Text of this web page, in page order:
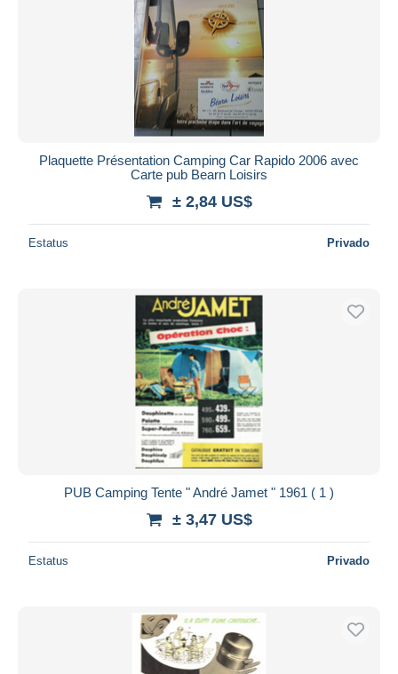
Plaquette Présentation Camping Car Rapido 2006 avec
Carte pub Bearn Loisirs
± 2,84 US$
Estatus Privado
PUB Camping Tente " André Jamet " 1961 ( 1 )
± 3,47 US$
Estatus Privado